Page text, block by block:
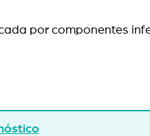
por componentes